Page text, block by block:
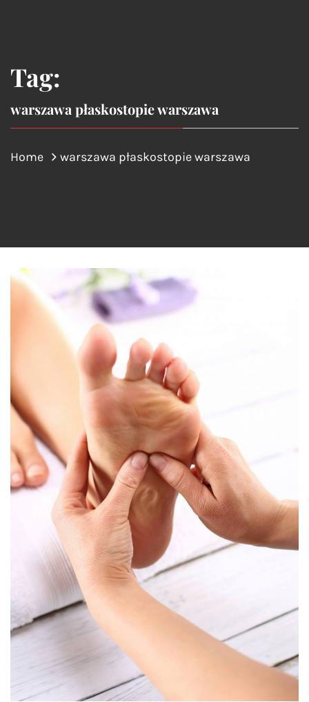
Tag:
warszawa płaskostopie warszawa
Home warszawa płaskostopie warszawa